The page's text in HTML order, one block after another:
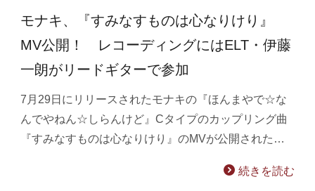
モナキ、『すみなすものは心なりけり』
MV公開！ レコーディングにはELT・伊藤
一朗がリードギターで参加
7月29日にリリースされたモナキの『ほんまやで☆な
んでやねん☆しらんけど』Cタイプのカップリング曲
『すみなすものは心なりけり』のMVが公開された…
続きを読む